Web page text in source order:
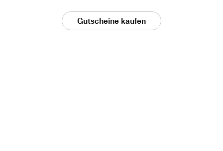
Gutscheine kaufen